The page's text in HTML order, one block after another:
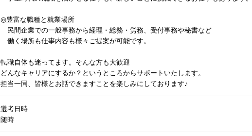
◎豊富な職種と就業場所
民間企業での一般事務から経理・総務・労務、受付事務や秘書など
働く場所も仕事内容も様々ご提案が可能です。
転職自体も迷ってます。そんな方も大歓迎
どんなキャリアにするか？というところからサポートいたします。
担当一同、皆様とお話できますことを楽しみにしております♪
選考日時
随時